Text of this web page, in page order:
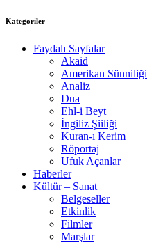
Kategoriler
Faydalı Sayfalar
Akaid
Amerikan Sünniliği
Analiz
Dua
Ehl-i Beyt
İngiliz Şiiliği
Kuran-ı Kerim
Röportaj
Ufuk Açanlar
Haberler
Kültür – Sanat
Belgeseller
Etkinlik
Filmler
Marşlar